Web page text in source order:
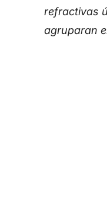
refractivas
agruparan